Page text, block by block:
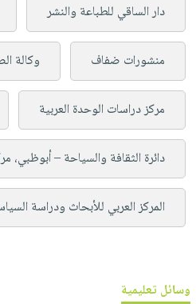
دار الساقي للطباعة والنشر
منشورات ضفاف وكالة
مركز دراسات الوحدة العربية
دائرة الثقافة والسياحة – أبوظبي،
المركز العربي للأبحاث ودراسة
وسائل تعليمية